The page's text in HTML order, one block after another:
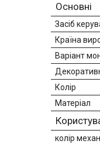
Основні
Засіб
Країна
Варіант
Колір
Матеріал
колір